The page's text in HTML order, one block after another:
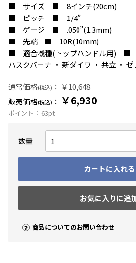
■ サイズ ■ 8インチ(20cm)
■ ピッチ ■ 1/4”
■ ゲージ ■ .050”(1.3mm)
■ 先端 ■ 10R(10mm)
■ 適合機種(トップハンドル用) ■
ハスクバーナ ・ 新ダイワ ・ 共立 ・
通常価格(税込) ：￥10,648
販売価格(税込) ： ￥6,930
ポイント： 63pt
数量
カートに入れる
お気に入りに追
商品についてのお問い合わせ